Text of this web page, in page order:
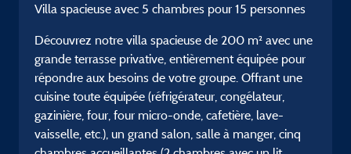
Villa spacieuse avec 5 chambres pour 15 personnes
Découvrez notre villa spacieuse de 200 m² avec une
grande terrasse privative, entièrement équipée pour
répondre aux besoins de votre groupe. Offrant une
cuisine toute équipée (réfrigérateur, congélateur,
gazinière, four, four micro-onde, cafetière, lave-
vaisselle, etc.), un grand salon, salle à manger, cinq